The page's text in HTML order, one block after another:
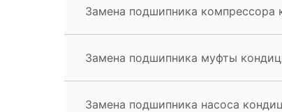
Замена подшипника компрессора
Замена подшипника муфты
Замена подшипника насоса